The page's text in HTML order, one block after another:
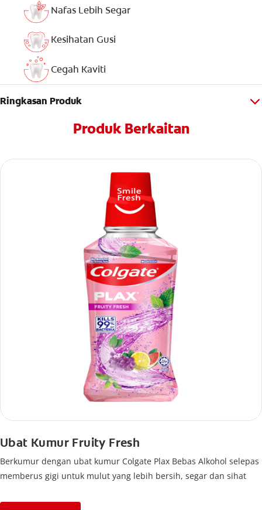
Nafas Lebih Segar
Kesihatan Gusi
Cegah Kaviti
Ringkasan Produk
Produk Berkaitan
Ubat Kumur Fruity Fresh
Berkumur dengan ubat kumur Colgate Plax Bebas Alkohol selepas
memberus gigi untuk mulut yang lebih bersih, segar dan sihat